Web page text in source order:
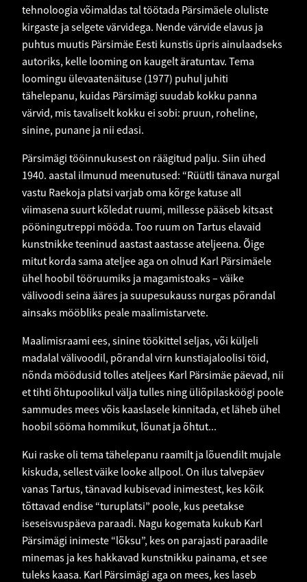
tehnoloogia võimaldas tal töötada Pärsimäele oluliste
kirgaste ja selgete värvidega. Nende värvide elavus ja
puhtus muutis Pärsimäe Eesti kunstis üpris ainulaadseks
autoriks, kelle looming on kaugelt äratuntav. Tema
loomingu ülevaatenäituse (1977) puhul juhiti
tähelepanu, kuidas Pärsimägi suudab kokku panna
värvid, mis tavaliselt kokku ei sobi: pruun, roheline,
sinine, punane ja nii edasi.
Pärsimägi tööinnukusest on räägitud palju. Siin ühed
1940. aastal ilmunud meenutused: “Rüütli tänava nurgal
vastu Raekoja platsi varjab oma kõrge katuse all
viimasena suurt kõledat ruumi, millesse pääseb kitsast
pööningutreppi mööda. Too ruum on Tartus elavaid
kunstnikke teeninud aastast aastasse ateljeena. Õige
mitut korda sama ateljee aga on olnud Karl Pärsimäele
ühel hoobil tööruumiks ja magamistoaks – väike
välivoodi seina ääres ja suupesukauss nurgas põrandal
ainsaks mööbliks peale maalimistarvete.
Maalimisraami ees, sinine töökittel seljas, või küljeli
madalal välivoodil, põrandal virn kunstiajaloolisi töid,
nõnda möödusid tolles ateljees Karl Pärsimäe päevad, nii
et tihti õhtupoolikul välja tulles ning üliõpilasköögi poole
sammudes mees võis kaaslasele kinnitada, et läheb ühel
hoobil sööma hommikut, lõunat ja õhtut...
Kui raske oli tema tähelepanu raamilt ja lõuendilt mujale
kiskuda, sellest väike looke allpool. On ilus talvepäev
vanas Tartus, tänavad kubisevad inimestest, kes kõik
tõttavad endise “turuplatsi” poole, kus peetakse
iseseisvuspäeva paraadi. Nagu kogemata kukub Karl
Pärsimägi inimeste “lõksu”, kes on parajasti paraadile
minemas ja kes hakkavad kunstnikku painama, et see
tuleks kaasa. Karl Pärsimägi aga on mees, kes laseb